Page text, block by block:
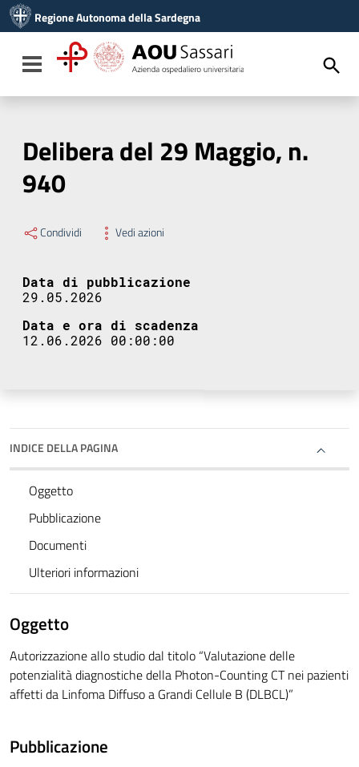
Vai al menu di navigazione
Vai al footer
Regione Autonoma della Sardegna
Toggle navigation
Delibera del 29 Maggio, n.
940
Condividi Vedi azioni
Data di pubblicazione
29.05.2026
Data e ora di scadenza
12.06.2026 00:00:00
INDICE DELLA PAGINA
Oggetto
Pubblicazione
Documenti
Ulteriori informazioni
Oggetto
Autorizzazione allo studio dal titolo “Valutazione delle
potenzialità diagnostiche della Photon-Counting CT nei pazienti
affetti da Linfoma Diffuso a Grandi Cellule B (DLBCL)”
Pubblicazione